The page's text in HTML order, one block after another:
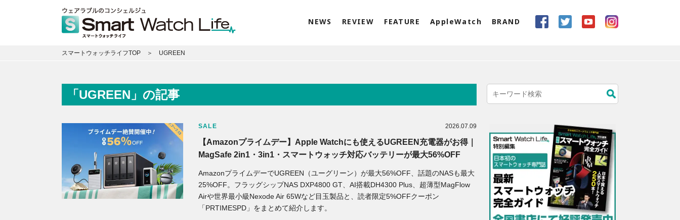
NEWS REVIEW FEATURE AppleWatch BRAND
スマートウォッチライフTOP UGREEN
「UGREEN」の記事
SALE
【Amazonプライムデー】Apple Watchにも使えるUGREEN充電器がお得｜
MagSafe 2in1・3in1・スマートウォッチ対応バッテリーが最大56%OFF
AmazonプライムデーでUGREEN（ユーグリーン）が最大56%OFF、話題のNASも最大
25%OFF。フラッグシップNAS DXP4800 GT、AI搭載DH4300 Plus、超薄型MagFlow
Airや世界最小級Nexode Air 65Wなど目玉製品と、読者限定5%OFFクーポン
「PRTIMESPD」をまとめて紹介します。
2026.07.09